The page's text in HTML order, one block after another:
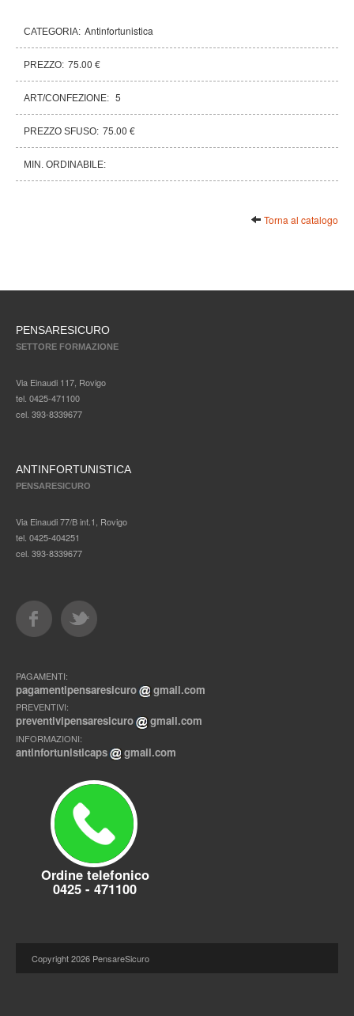
CATEGORIA: Antinfortunistica
PREZZO: 75.00 €
ART/CONFEZIONE: 5
PREZZO SFUSO: 75.00 €
MIN. ORDINABILE:
Torna al catalogo
PENSARESICURO
SETTORE FORMAZIONE
Via Einaudi 117, Rovigo
tel. 0425-471100
cel. 393-8339677
ANTINFORTUNISTICA
PENSARESICURO
Via Einaudi 77/B int.1, Rovigo
tel. 0425-404251
cel. 393-8339677
PAGAMENTI:
pagamentipensaresicuro gmail.com
PREVENTIVI:
preventivipensaresicuro gmail.com
INFORMAZIONI:
antinfortunisticaps gmail.com
Ordine telefonico
0425 - 471100
Copyright2026 PensareSicuro